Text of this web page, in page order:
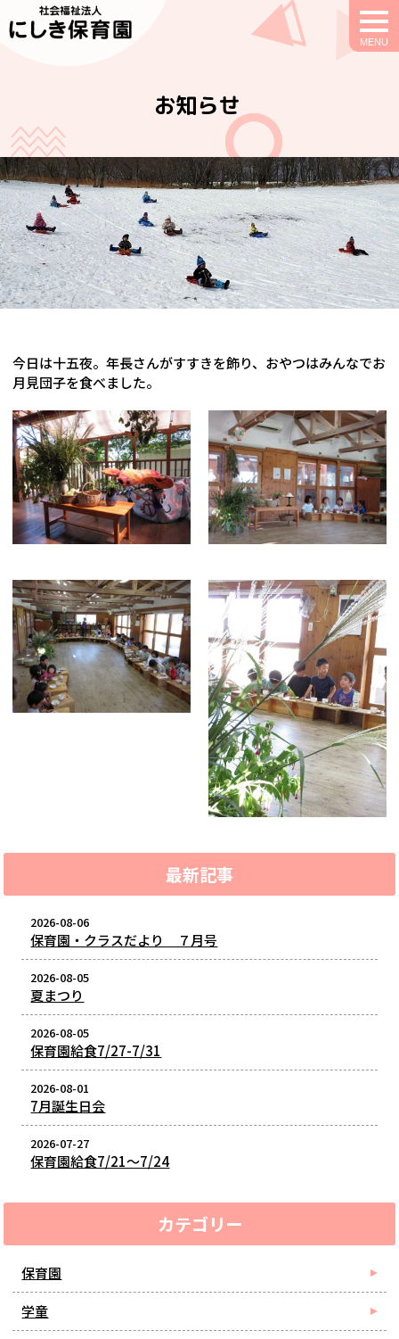
お知らせ
今日は十五夜。年長さんがすすきを飾り、おやつはみんなでお
月見団子を食べました。
最新記事
2026-08-06
保育園・クラスだより ７月号
2026-08-05
夏まつり
2026-08-05
保育園給食7/27-7/31
2026-08-01
7月誕生日会
2026-07-27
保育園給食7/21～7/24
カテゴリー
保育園
学童